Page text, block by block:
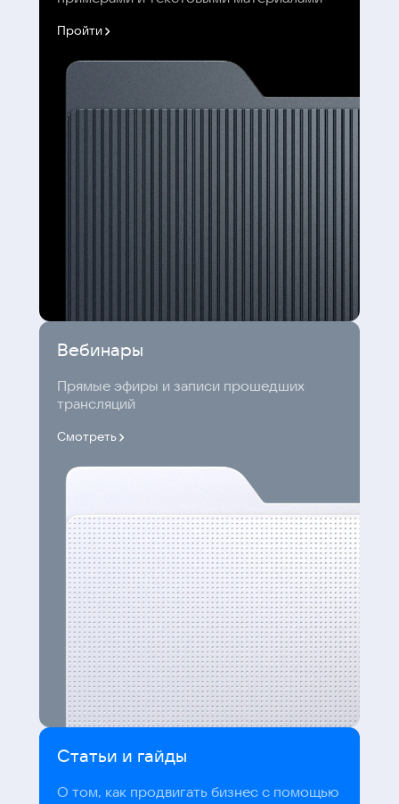
Пройти
Вебинары
Прямые эфиры и записи прошедших
трансляций
Смотреть
Статьи и гайды
О том, как продвигать бизнес с помощью